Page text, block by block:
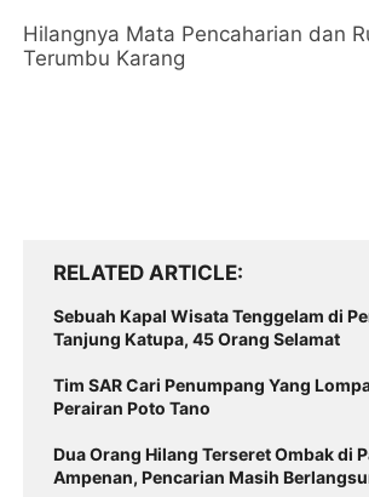
Hilangnya Mata Pencaharian dan
Terumbu Karang
RELATED ARTICLE
Sebuah Kapal Wisata Tenggelam di
Tanjung Katupa, 45 Orang Selamat
Tim SAR Cari Penumpang Yang
Perairan Poto Tano
Dua Orang Hilang Terseret Ombak di
Ampenan, Pencarian Masih